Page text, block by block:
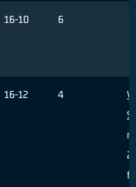
16-10 6
16-12 4
2